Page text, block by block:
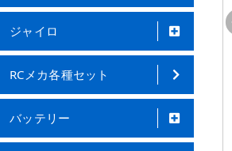
ジャイロ
RCメカ各種セット
バッテリー
GP.417 72mmブラック強化シャ
￥ 176 在庫あり
欲しいものリストに追加する